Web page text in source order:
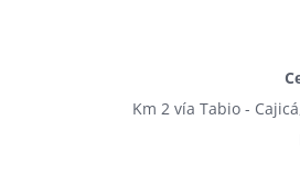
Km 2 vía Tabio -